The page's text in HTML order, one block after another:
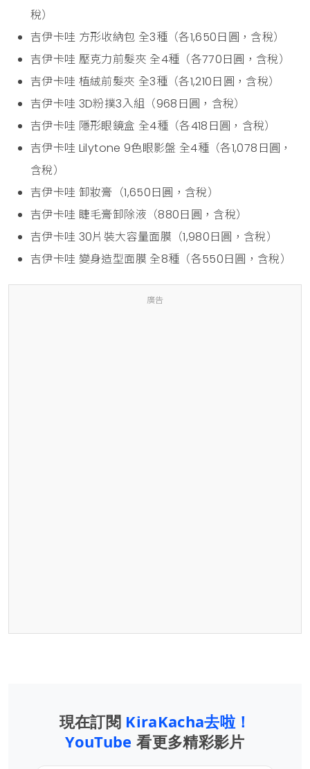
稅）
吉伊卡哇 方形收納包 全3種（各1,650日圓，含稅）
吉伊卡哇 壓克力前髮夾 全4種（各770日圓，含稅）
吉伊卡哇 植絨前髮夾 全3種（各1,210日圓，含稅）
吉伊卡哇 3D粉撲3入組（968日圓，含稅）
吉伊卡哇 隱形眼鏡盒 全4種（各418日圓，含稅）
吉伊卡哇 Lilytone 9色眼影盤 全4種（各1,078日圓，
含稅）
吉伊卡哇 卸妝膏（1,650日圓，含稅）
吉伊卡哇 睫毛膏卸除液（880日圓，含稅）
吉伊卡哇 30片裝大容量面膜（1,980日圓，含稅）
吉伊卡哇 變身造型面膜 全8種（各550日圓，含稅）
廣告
現在訂閱 KiraKacha去啦！
YouTube看更多精彩影片